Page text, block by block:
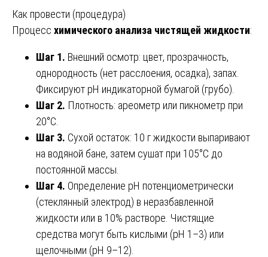
Как провести (процедура)
Процесс химического анализа чистящей жидкости:
Шаг 1. Внешний осмотр: цвет, прозрачность,
однородность (нет расслоения, осадка), запах.
Фиксируют pH индикаторной бумагой (грубо).
Шаг 2. Плотность: ареометр или пикнометр при
20°C.
Шаг 3. Сухой остаток: 10 г жидкости выпаривают
на водяной бане, затем сушат при 105°C до
постоянной массы.
Шаг 4. Определение pH потенциометрически
(стеклянный электрод) в неразбавленной
жидкости или в 10% растворе. Чистящие
средства могут быть кислыми (pH 1–3) или
щелочными (pH 9–12).